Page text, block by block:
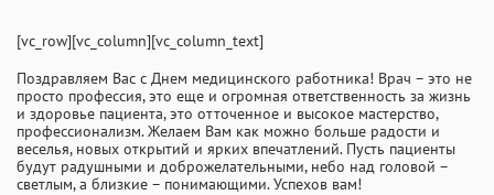
ГАГАРИНСКИЙ ПЕРЕУЛОК,
ПН-СБ 9:00-21:00
INFO@PROFCLINIC.RU
[vc_row][vc_column][vc_column_text]
Поздравляем Вас с Днем медицинского работника! Врач – это не
просто профессия, это еще и огромная ответственность за жизнь
и здоровье пациента, это отточенное и высокое мастерство,
профессионализм. Желаем Вам как можно больше радости и
веселья, новых открытий и ярких впечатлений. Пусть пациенты
будут радушными и доброжелательными, небо над головой –
светлым, а близкие – понимающими. Успехов вам!